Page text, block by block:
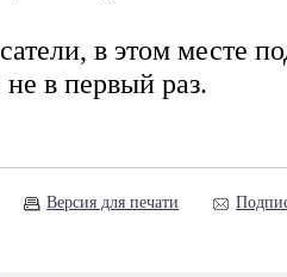
в этом месте
в первый раз.
Версия для печати